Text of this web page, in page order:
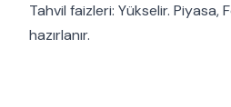
Tahvil faizleri: Yükselir. Piyasa,
hazırlanır.